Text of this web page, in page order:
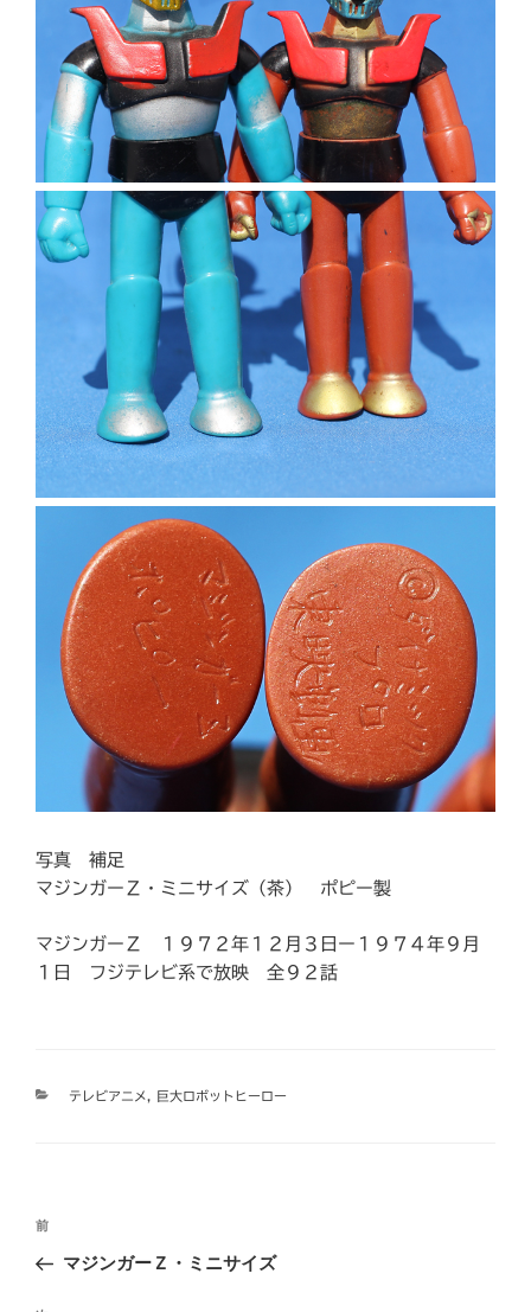
写真 補足
マジンガーＺ・ミニサイズ（茶） ポピー製
マジンガーＺ １９７２年１２月３日ー１９７４年９月
１日 フジテレビ系で放映 全９２話
カ
テレビアニメ, 巨大ロボットヒーロー
投
過
去
前
マジンガーＺ・ミニサイズ